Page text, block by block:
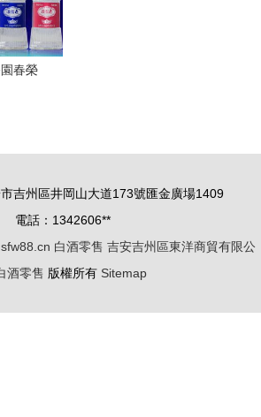
零售新
潮流
春榮
引領白
售新標
桿
吉州區井岡山大道173號匯金廣場1409
電話：1342606**
白酒零售 吉安吉州區東洋商貿有限公
酒零售 版權所有 Sitemap